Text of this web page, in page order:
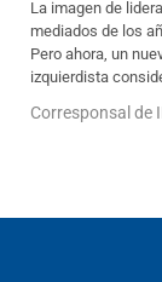
La imagen de
mediados de los
Pero ahora, un
izquierdista
Corresponsal de